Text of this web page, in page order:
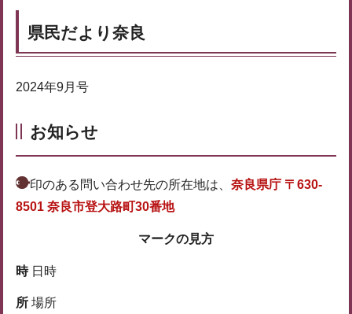
県民だより奈良
2024年9月号
お知らせ
印のある問い合わせ先の所在地は、 奈良県庁 〒630-
8501 奈良市登大路町30番地
マークの見方
時日時
所 場所